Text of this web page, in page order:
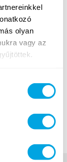
olyan
vagy az
való
nem
szükséges
hétfő